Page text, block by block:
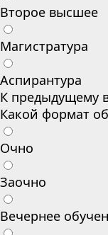
Второе высшее
Магистратура
Аспирантура
К предыдущему
Какой формат
Очно
Заочно
Вечернее